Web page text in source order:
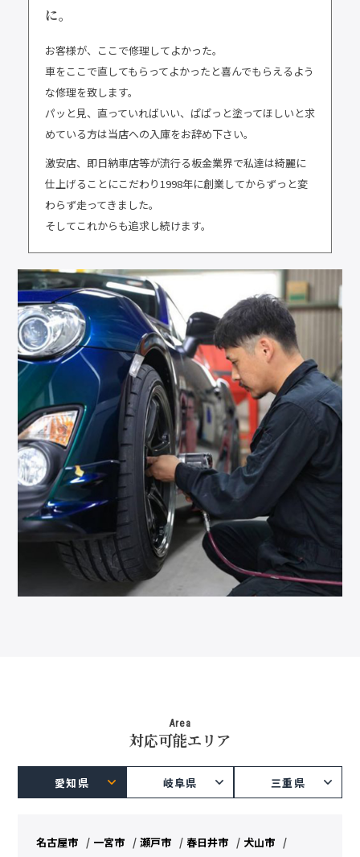
に。
お客様が、ここで修理してよかった。
車をここで直してもらってよかったと喜んでもらえるよう
な修理を致します。
パッと見、直っていればいい、ぱぱっと塗ってほしいと求
めている方は当店への入庫をお辞め下さい。
激安店、即日納車店等が流行る板金業界で私達は綺麗に
仕上げることにこだわり1998年に創業してからずっと変
わらず走ってきました。
そしてこれからも追求し続けます。
Area
対応可能エリア
愛知県 岐阜県 三重県
名古屋市 一宮市 瀬戸市 春日井市
犬山市